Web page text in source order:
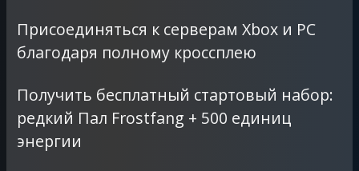
Присоединяться к серверам Xbox и PC
благодаря полному кроссплею
Получить бесплатный стартовый набор:
редкий Пал Frostfang + 500 единиц
энергии